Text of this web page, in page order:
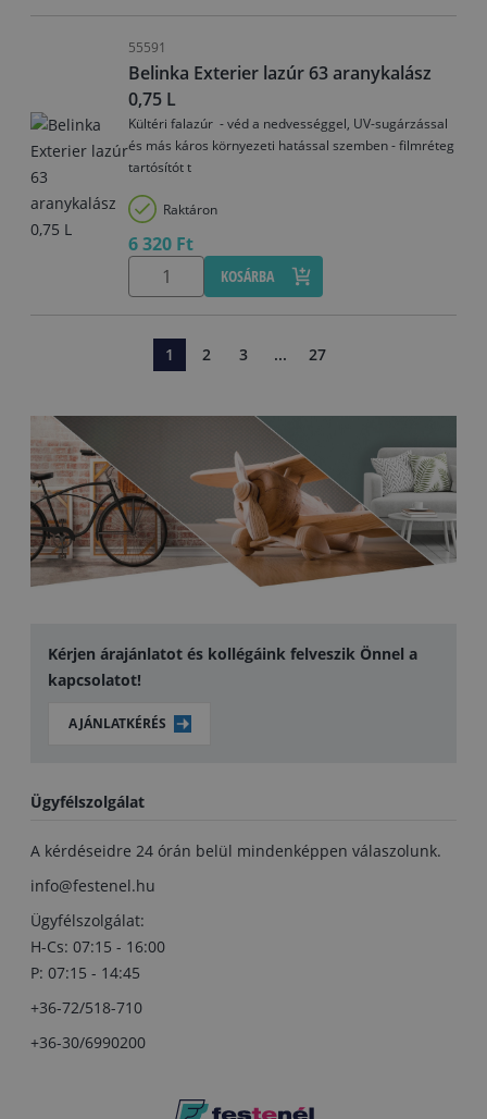
55591
Belinka Exterier lazúr 63 aranykalász
0,75 L
Kültéri falazúr - véd a nedvességgel, UV-sugárzással
és más káros környezeti hatással szemben - filmréteg
tartósítót t
Raktáron
6 320 Ft
KOSÁRBA
1 2 3 ... 27
Kérjen árajánlatot és kollégáink felveszik Önnel a
kapcsolatot!
AJÁNLATKÉRÉS
Ügyfélszolgálat
A kérdéseidre 24 órán belül mindenképpen válaszolunk.
info@festenel.hu
Ügyfélszolgálat:
H-Cs: 07:15 - 16:00
P: 07:15 - 14:45
+36-72/518-710
+36-30/6990200